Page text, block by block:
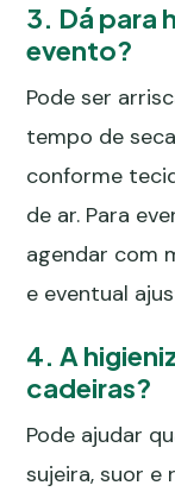
3. Dá para
evento?
Pode ser
tempo de
conforme
de ar. Para
agendar com
e eventual
4. A
cadeiras?
Pode ajudar
sujeira, suor e